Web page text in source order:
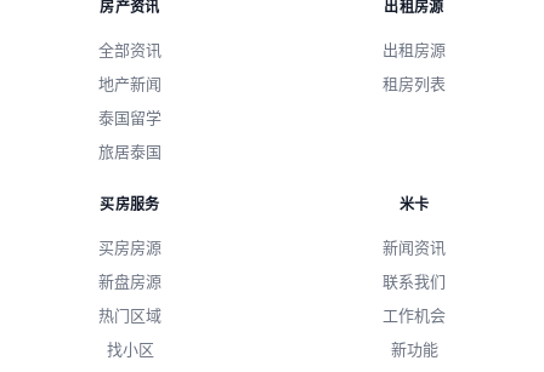
重置全部 应用筛选
房产资讯
全部资讯
地产新闻
泰国留学
旅居泰国
出租房源
出租房源
租房列表
买房服务
买房房源
新盘房源
热门区域
找小区
米卡
新闻资讯
联系我们
工作机会
新功能